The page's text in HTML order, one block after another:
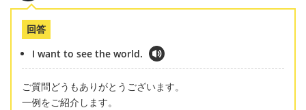
回答
I want to see the world.
ご質問どうもありがとうございます。
一例をご紹介します。